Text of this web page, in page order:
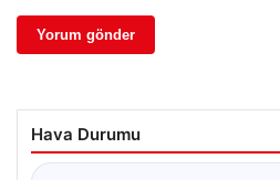
Hava Durumu